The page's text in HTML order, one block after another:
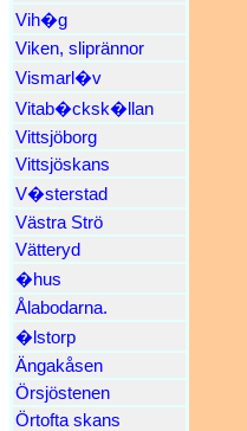
Vih�g
Viken, sliprännor
Vismarl�v
Vitab�cksk�llan
Vittsjöborg
Vittsjöskans
V�sterstad
Västra Strö
Vätteryd
�hus
Ålabodarna.
�lstorp
Ängakåsen
Örsjöstenen
Örtofta skans